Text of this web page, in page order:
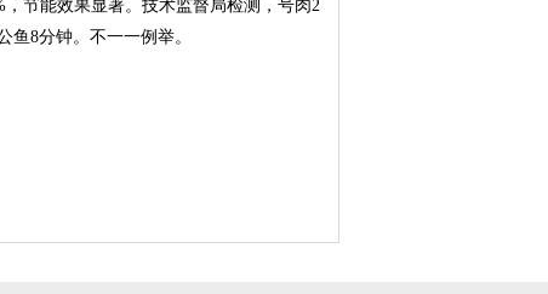
节能效果显著。技术监督局检测，号肉2
8分钟。不一一例举。